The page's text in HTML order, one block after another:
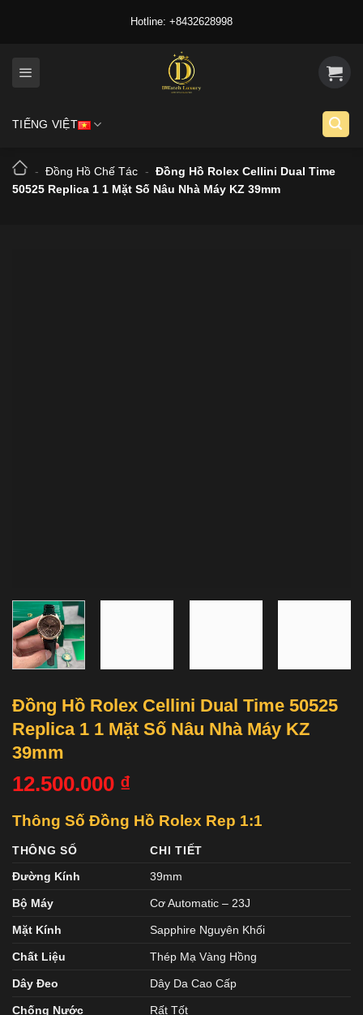
Hotline: +8432628998
TIẾNG VIỆT
- Đồng Hồ Chế Tác - Đồng Hồ Rolex Cellini Dual Time
50525 Replica 1 1 Mặt Số Nâu Nhà Máy KZ 39mm
Đồng Hồ Rolex Cellini Dual Time 50525
Replica 1 1 Mặt Số Nâu Nhà Máy KZ
39mm
12.500.000 ₫
Thông Số Đồng Hồ Rolex Rep 1:1
THÔNG SỐ
CHI TIẾT
Đường Kính
39mm
Bộ Máy Cơ Automatic – 23J
Mặt Kính Sapphire Nguyên Khối
Chất Liệu Thép Mạ Vàng Hồng
Dây Đeo Dây Da Cao Cấp
Chống Nước Rất Tốt